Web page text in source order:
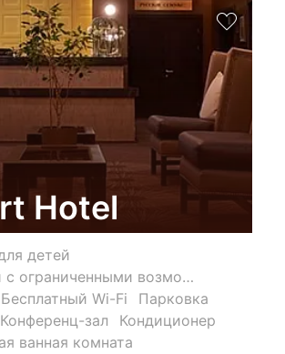
Hotel
детей
Для гостей с ограниченными возможностями
Бесплатный Wi-Fi
Парковка
Конференц-зал
Кондиционер
ванная комната